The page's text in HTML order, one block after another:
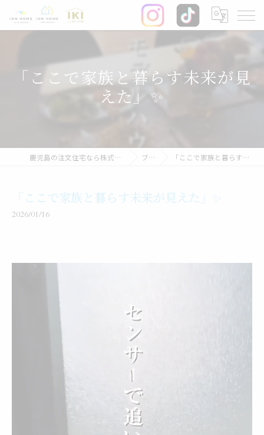
「ここで家族と暮らす未来が見
えた」✨
鹿児島の注文住宅なら株式会社イオン・ホーム ブログ 「ここで家族と暮らす未来が見えた」✨
「ここで家族と暮らす未来が見えた」✨
2026/01/16